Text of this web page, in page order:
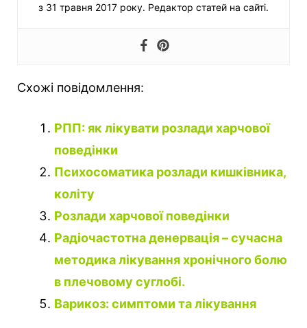
з 31 травня 2017 року. Редактор статей на сайті.
Схожі повідомлення:
РПП: як лікувати розлади харчової
поведінки
Психосоматика розлади кишківника,
коліту
Розлади харчової поведінки
Радіочастотна денервація – сучасна
методика лікування хронічного болю
в плечовому суглобі.
Варикоз: симптоми та лікування